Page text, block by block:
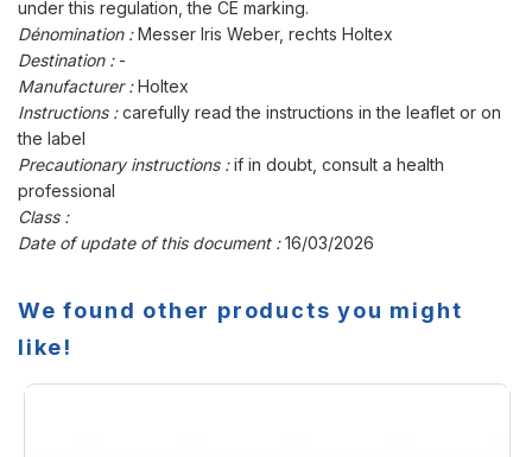
under this regulation, the CE marking.
Dénomination :Messer Iris Weber, rechts Holtex
Destination : -
Manufacturer :Holtex
Instructions :carefully read the instructions in the leaflet or on
the label
Precautionary instructions :if in doubt, consult a health
professional
Class :
Date of update of this document :16/03/2026
We found other products you might
like!